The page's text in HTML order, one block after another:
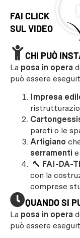
FAI CLICK
SUL VIDEO
CHI PUÒ
La posa in opera
può essere
Impresa
pareti o le
Artigiano
serramenti
🔨 FAI-DA-
con la
comprese
QUANDO SI
La posa in opera
può essere